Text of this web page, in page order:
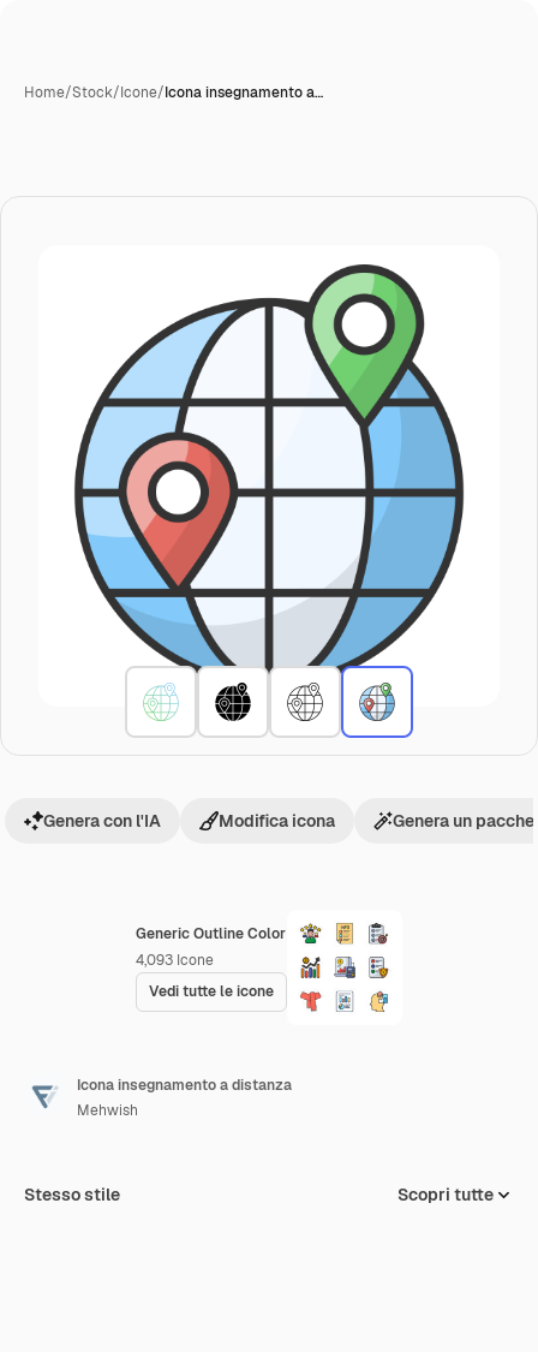
Home/Stock/Icone/Icona insegnamento a…
Generic Outline Color
4,093 Icone
Vedi tutte le icone
Genera con l'IA Modifica icona Genera un
Icona insegnamento a distanza
Mehwish
Stesso stile Scopri tutte